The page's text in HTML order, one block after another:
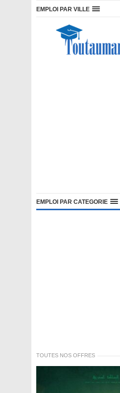
EMPLOI PAR VILLE
EMPLOI PAR CATEGORIE
TOUTES NOS OFFRES